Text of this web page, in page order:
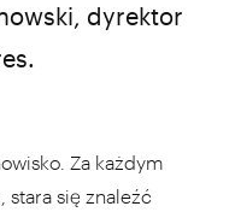
dyrektor
Za każdym
stara się znaleźć